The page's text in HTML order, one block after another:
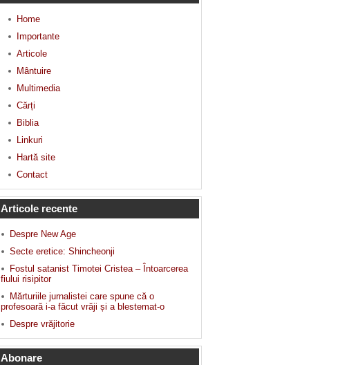
Home
Importante
Articole
Mântuire
Multimedia
Cărți
Biblia
Linkuri
Hartă site
Contact
Articole recente
Despre New Age
Secte eretice: Shincheonji
Fostul satanist Timotei Cristea – Întoarcerea
fiului risipitor
Mărturiile jurnalistei care spune că o
profesoară i-a făcut vrăji și a blestemat-o
Despre vrăjitorie
Abonare